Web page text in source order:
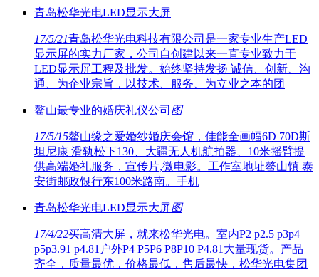
青岛松华光电LED显示大屏
17/5/21青岛松华光电科技有限公司是一家专业生产LED
显示屏的实力厂家，公司自创建以来一直专业致力于
LED显示屏工程及批发。始终坚持发扬 诚信、创新、沟
通、为企业宗旨，以技术、服务、为立业之本的团
鳌山最专业的婚庆礼仪公司 图
17/5/15鳌山缘之爱婚纱婚庆会馆，佳能全画幅6D 70D斯
坦尼康 滑轨松下130、大疆无人机航拍器、10米摇臂提
供高端婚礼服务，宣传片,微电影。工作室地址鳌山镇 泰
安街邮政银行东100米路南。手机
青岛松华光电LED显示大屏图
17/4/22买高清大屏，就来松华光电。室内P2 p2.5 p3p4
p5p3.91 p4.81户外P4 P5P6 P8P10 P4.81大量现货。产品
齐全，质量最优，价格最低，售后最快，松华光电集团